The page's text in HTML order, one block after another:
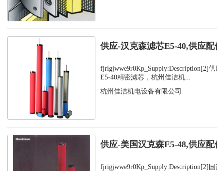
供应-汉克森滤芯E5-40,供应配
fjrigjwwe9r0Kp_Supply:Description[2]
E5-40精密滤芯，杭州佳洁机...
杭州佳洁机电设备有限公司
供应-美国汉克森E5-48,供应配
fjrigjwwe9r0Kp_Supply:Description[2]